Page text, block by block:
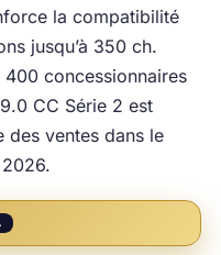
la compatibilité
jusqu’à 350 ch.
concessionnaires
CC Série 2 est
des ventes dans le